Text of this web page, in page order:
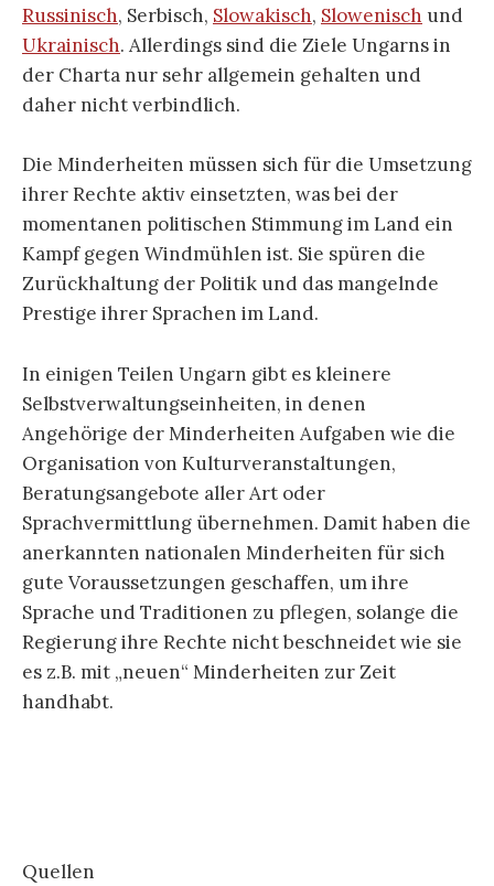
Russinisch, Serbisch, Slowakisch, Slowenisch und
Ukrainisch. Allerdings sind die Ziele Ungarns in
der Charta nur sehr allgemein gehalten und
daher nicht verbindlich.
Die Minderheiten müssen sich für die Umsetzung
ihrer Rechte aktiv einsetzten, was bei der
momentanen politischen Stimmung im Land ein
Kampf gegen Windmühlen ist. Sie spüren die
Zurückhaltung der Politik und das mangelnde
Prestige ihrer Sprachen im Land.
In einigen Teilen Ungarn gibt es kleinere
Selbstverwaltungseinheiten, in denen
Angehörige der Minderheiten Aufgaben wie die
Organisation von Kulturveranstaltungen,
Beratungsangebote aller Art oder
Sprachvermittlung übernehmen. Damit haben die
anerkannten nationalen Minderheiten für sich
gute Voraussetzungen geschaffen, um ihre
Sprache und Traditionen zu pflegen, solange die
Regierung ihre Rechte nicht beschneidet wie sie
es z.B. mit „neuen“ Minderheiten zur Zeit
handhabt.
Quellen